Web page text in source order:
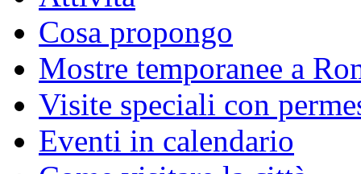
Cosa propongo
Mostre temporanee a
Visite speciali con
Eventi in calendario